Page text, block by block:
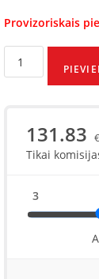
Provizoriskais